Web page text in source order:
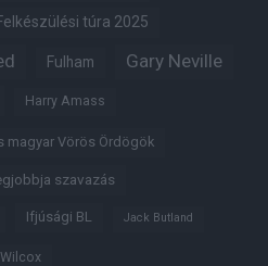
túra 2025
Fulham Gary Neville
Harry Amass
magyar Vörös Ördögök
szavazás
Ifjúsági BL Jack Butland